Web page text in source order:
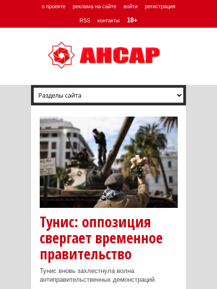
о проекте реклама на сайте войти регистрация
RSS контакты 18+
Тунис: оппозиция
свергает временное
правительство
Тунис вновь захлестнула волна
антиправительственных демонстраций.